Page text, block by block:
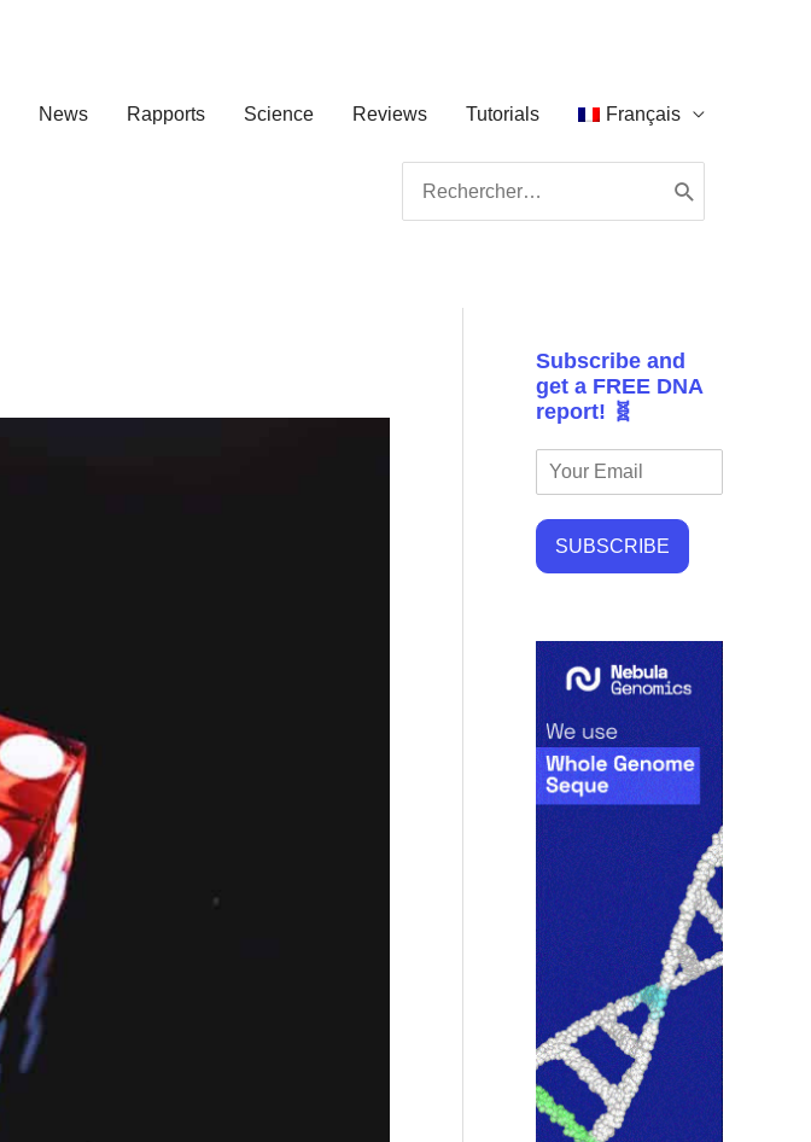
News Rapports Science Reviews Tutorials Français
for:
Subscribe and
get a FREE DNA
report! 🧬
SUBSCRIBE